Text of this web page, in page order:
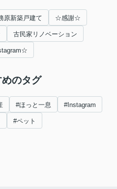
原新築戸建て ☆感謝☆
古民家リノベーション
のタグ
#ほっと一息 #Instagram
#ペット